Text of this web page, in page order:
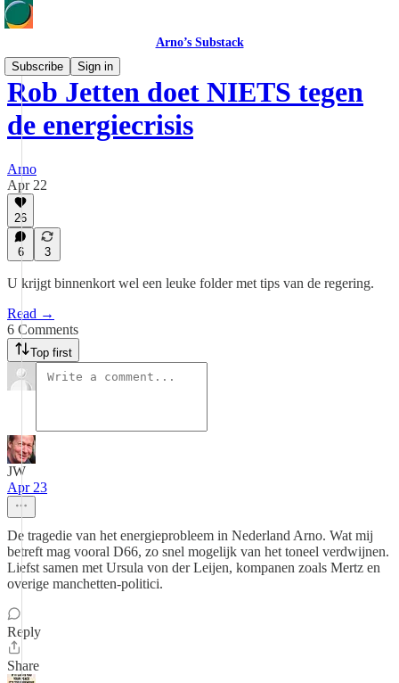
Arno’s Substack
Subscribe
Sign in
Rob Jetten doet NIETS tegen
de energiecrisis
Arno
Apr 22
26
6 3
U krijgt binnenkort wel een leuke folder met tips van de regering.
Read →
6 Comments
Top first
JW
Apr 23
De tragedie van het energieprobleem in Nederland Arno. Wat mij
betreft mag vooral D66, zo snel mogelijk van het toneel verdwijnen.
Liefst samen met Ursula von der Leijen, kompanen zoals Mertz en
overige manchetten-politici.
Reply
Share